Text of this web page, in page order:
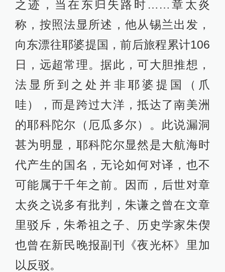
之迹，当在东归失路时……章太炎
称，按照法显所述，他从锡兰出发，
向东漂往耶婆提国，前后旅程累计106
日，远超常理。据此，可大胆推想，
法显所到之处并非耶婆提国（爪
哇），而是跨过大洋，抵达了南美洲
的耶科陀尔（厄瓜多尔）。此说漏洞
甚为明显，耶科陀尔显然是大航海时
代产生的国名，无论如何对译，也不
可能属于千年之前。因而，后世对章
太炎之说多有批判，朱谦之曾在文章
里驳斥，朱希祖之子、历史学家朱偰
也曾在新民晚报副刊《夜光杯》里加
以反驳。